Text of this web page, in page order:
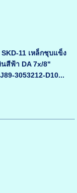
11 เหล็กชุบแข็ง
สีฟ้า DA 7x/8"
3053212-D10...